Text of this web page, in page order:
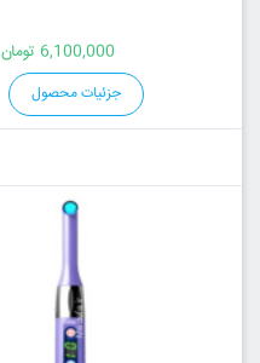
6,100,000 تومان
جزئیات محصول